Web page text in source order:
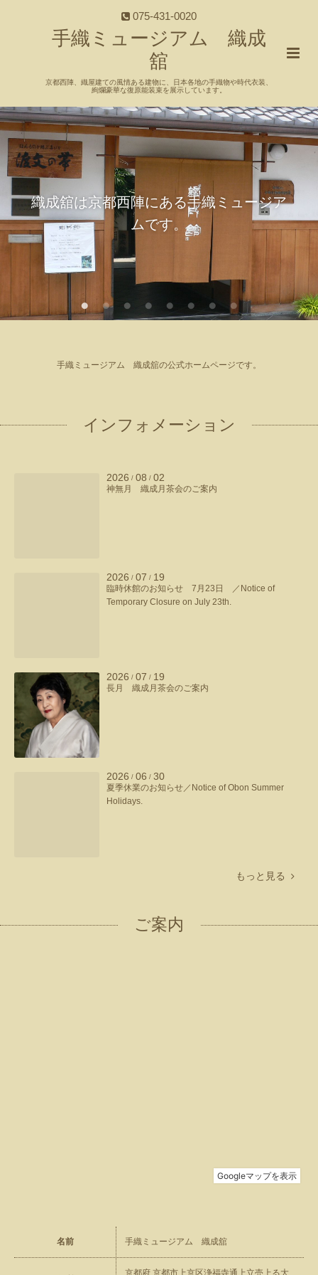
075-431-0020
手織ミュージアム 織成
舘
京都西陣、織屋建ての風情ある建物に、日本各地の手織物や時代衣装、
絢爛豪華な復原能装束を展示しています。
織成舘は京都西陣にある手織ミュージア
ムです。
手織ミュージアム 織成舘の公式ホームページです。
インフォメーション
2026 / 08 / 02
神無月 織成月茶会のご案内
2026 / 07 / 19
臨時休館のお知らせ 7月23日 ／Notice of
Temporary Closure on July 23th.
2026 / 07 / 19
長月 織成月茶会のご案内
2026 / 06 / 30
夏季休業のお知らせ／Notice of Obon Summer
Holidays.
もっと見る
ご案内
名前 手織ミュージアム 織成舘
京都府 京都市上京区浄福寺通上立売上る大